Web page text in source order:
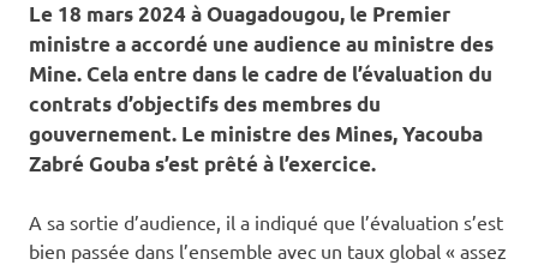
Le 18 mars 2024 à Ouagadougou, le Premier
ministre a accordé une audience au ministre des
Mine. Cela entre dans le cadre de l’évaluation du
contrats d’objectifs des membres du
gouvernement. Le ministre des Mines, Yacouba
Zabré Gouba s’est prêté à l’exercice.
A sa sortie d’audience, il a indiqué que l’évaluation s’est
bien passée dans l’ensemble avec un taux global « assez